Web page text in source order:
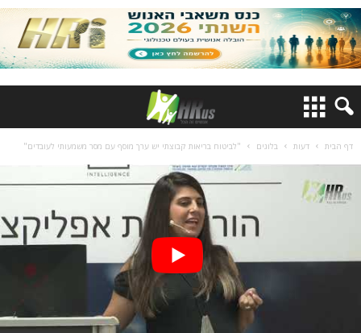
דף הבית דעות בלוגים "לביטוח בריאות קבוצתי יש ערך מוסף עם מסר משמעותי לעובדים"